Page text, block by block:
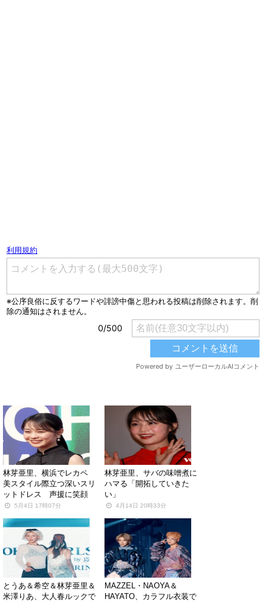
林芽亜里、横浜でレカペ
美スタイル際立つ深いスリ
ットドレス 声援に笑顔
5月4日 17時07分
林芽亜里、サバの味噌煮に
ハマる「開拓していきた
い」
4月14日 20時33分
とうあ＆希空＆林芽亜里＆
米澤りあ、大人春ルックで
MAZZEL・NAOYA＆
HAYATO、カラフル衣装で